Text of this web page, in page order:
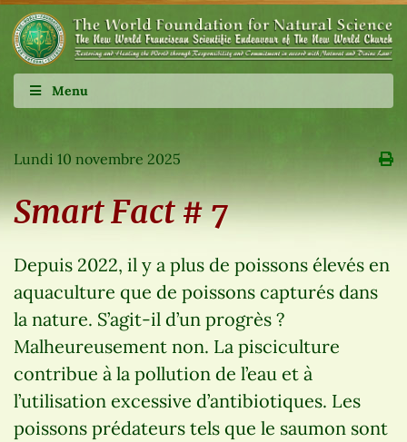
Menu
Lundi 10 novembre 2025
Smart Fact # 7
Depuis 2022, il y a plus de poissons élevés en
aquaculture que de poissons capturés dans
la nature. S’agit-il d’un progrès ?
Malheureusement non. La pisciculture
contribue à la pollution de l’eau et à
l’utilisation excessive d’antibiotiques. Les
poissons prédateurs tels que le saumon sont